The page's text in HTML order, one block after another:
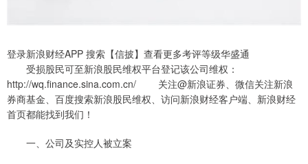
登录新浪财经APP 搜索【信披】查看更多考评等级华盛通
受损股民可至新浪股民维权平台登记该公司维权：
http://wq.finance.sina.com.cn/ 关注@新浪证券、微信关注新浪
券商基金、百度搜索新浪股民维权、访问新浪财经客户端、新浪财经
首页都能找到我们！
一、公司及实控人被立案